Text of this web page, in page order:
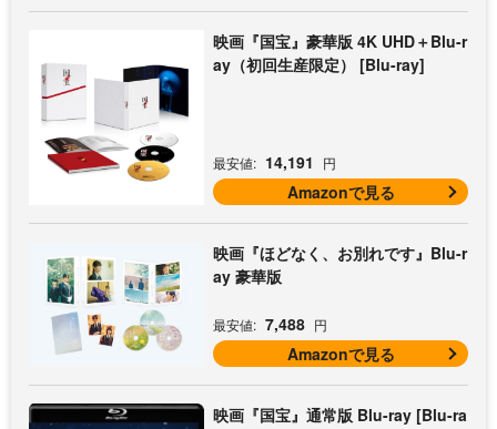
映画『国宝』豪華版 4K UHD＋Blu-r
ay（初回生産限定） [Blu-ray]
最安値: 14,191 円
Amazonで見る
映画『ほどなく、お別れです』Blu-r
ay 豪華版
最安値: 7,488 円
Amazonで見る
映画『国宝』通常版 Blu-ray [Blu-ra